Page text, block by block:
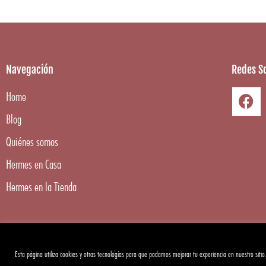
Esta página utiliza cookies y otras tecnologías para que podamos mejorar tu experiencia en nuestro sitio.
Navegación
Home
Blog
Quiénes somos
Hermes en Casa
Hermes en la Tienda
Redes
Copyright ©2026